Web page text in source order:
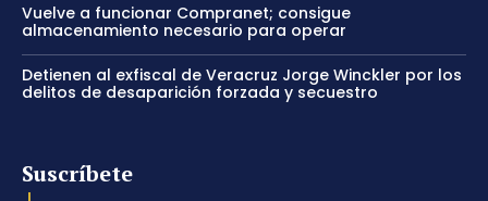
Vuelve a funcionar Compranet; consigue
almacenamiento necesario para operar
Detienen al exfiscal de Veracruz Jorge Winckler por los
delitos de desaparición forzada y secuestro
Suscríbete